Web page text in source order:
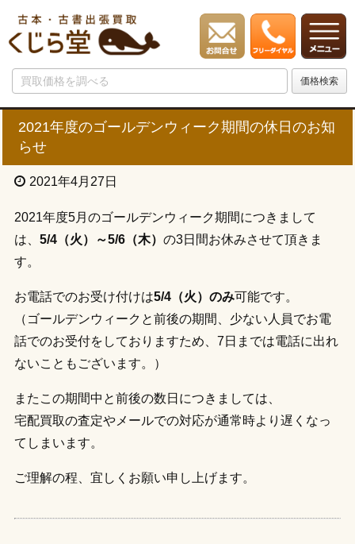
2021年度のゴールデンウィーク期間の休日のお知
らせ
2021年4月27日
2021年度5月のゴールデンウィーク期間につきまして
は、 5/4（火）～5/6（木） の3日間お休みさせて頂きま
す。
お電話でのお受け付けは5/4（火）のみ可能です。
（ゴールデンウィークと前後の期間、少ない人員でお電
話でのお受付をしておりますため、7日までは電話に出れ
ないこともございます。）
またこの期間中と前後の数日につきましては、
宅配買取の査定やメールでの対応が通常時より遅くなっ
てしまいます。
ご理解の程、宜しくお願い申し上げます。